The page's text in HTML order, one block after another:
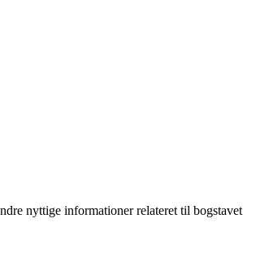
nyttige informationer relateret til bogstavet